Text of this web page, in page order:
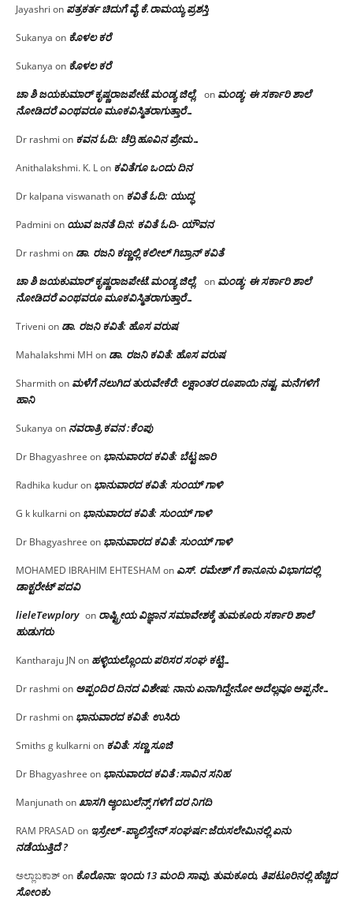
Jayashri on ಪತ್ರಕರ್ತ ಚಿದುಗೆ ವೈ.ಕೆ.ರಾಮಯ್ಯ ಪ್ರಶಸ್ತಿ
Sukanya on ಕೊಳಲ ಕರೆ
Sukanya on ಕೊಳಲ ಕರೆ
ಚಾ ಶಿ ಜಯಕುಮಾರ್ ಕೃಷ್ಣರಾಜಪೇಟೆ.ಮಂಡ್ಯ ಜಿಲ್ಲೆ. on ಮಂಡ್ಯ: ಈ ಸರ್ಕಾರಿ ಶಾಲೆ
ನೋಡಿದರೆ ಎಂಥವರೂ ಮೂಕವಿಸ್ಮಿತರಾಗುತ್ತಾರೆ…
Dr rashmi on ಕವನ ಓದಿ: ಚೆರ್ರಿ ಹೂವಿನ ಪ್ರೇಮ…
Anithalakshmi. K. Lon ಕವಿತೆಗೂ ಒಂದು ದಿನ
Dr kalpana viswanathon ಕವಿತೆ ಓದಿ: ಯುದ್ಧ
Padmini on ಯುವ ಜನತೆ ದಿನ: ಕವಿತೆ ಓದಿ- ಯೌವನ
Dr rashmi on ಡಾ. ರಜನಿ‌ ಕಣ್ಣಲ್ಲಿ ಕಲೀಲ್ ಗಿಬ್ರಾನ್ ಕವಿತೆ
ಚಾ ಶಿ ಜಯಕುಮಾರ್ ಕೃಷ್ಣರಾಜಪೇಟೆ.ಮಂಡ್ಯ ಜಿಲ್ಲೆ. on ಮಂಡ್ಯ: ಈ ಸರ್ಕಾರಿ ಶಾಲೆ
ನೋಡಿದರೆ ಎಂಥವರೂ ಮೂಕವಿಸ್ಮಿತರಾಗುತ್ತಾರೆ…
Triveni on ಡಾ. ರಜನಿ ಕವಿತೆ: ಹೊಸ ವರುಷ
Mahalakshmi MH on ಡಾ. ರಜನಿ ಕವಿತೆ: ಹೊಸ ವರುಷ
Sharmithon ಮಳೆಗೆ ನಲುಗಿದ ತುರುವೇಕೆರೆ: ಲಕ್ಷಾಂತರ ರೂಪಾಯಿ ನಷ್ಟ, ಮನೆಗಳಿಗೆ
ಹಾನಿ
Sukanya on ನವರಾತ್ರಿ ಕವನ :ಕೆಂಪು
Dr Bhagyashree on ಭಾನುವಾರದ ಕವಿತೆ: ಬೆಟ್ಟ ಜಾರಿ
Radhika kuduron ಭಾನುವಾರದ ಕವಿತೆ: ಸುಂಯ್ ಗಾಳಿ
G k kulkarni on ಭಾನುವಾರದ ಕವಿತೆ: ಸುಂಯ್ ಗಾಳಿ
Dr Bhagyashree on ಭಾನುವಾರದ ಕವಿತೆ: ಸುಂಯ್ ಗಾಳಿ
MOHAMED IBRAHIM EHTESHAM on ಎಸ್. ರಮೇಶ್ ಗೆ ಕಾನೂನು ವಿಭಾಗದಲ್ಲಿ
ಡಾಕ್ಟರೇಟ್ ಪದವಿ
lieleTewplory on ರಾಷ್ಟ್ರೀಯ ವಿಜ್ಞಾನ ಸಮಾವೇಶಕ್ಕೆ‌ ತುಮಕೂರು ಸರ್ಕಾರಿ ಶಾಲೆ
ಹುಡುಗರು
Kantharaju JN on ಹಳ್ಳಿಯಲ್ಲೊಂದು ಪರಿಸರ ಸಂಘ ಕಟ್ಟಿ…
Dr rashmi on ಅಪ್ಪಂದಿರ ದಿನದ ವಿಶೇಷ: ನಾನು ಏನಾಗಿದ್ದೇನೋ‌ ಅದೆಲ್ಲವೂ ಅಪ್ಪನೇ…
Dr rashmi on ಭಾನುವಾರದ ಕವಿತೆ: ಉಸಿರು
Smiths g kulkarni on ಕವಿತೆ: ಸಣ್ಣ ಸೂಜಿ
Dr Bhagyashree on ಭಾನುವಾರದ ಕವಿತೆ :ಸಾವಿನ ಸನಿಹ
Manjunathonಖಾಸಗಿ ಆ್ಯಂಬುಲೆನ್ಸ್ ಗಳಿಗೆ ದರ ನಿಗದಿ
RAM PRASAD on ಇಸ್ರೇಲ್ -ಪ್ಯಾಲಿಸ್ತೇನ್ ಸಂಘರ್ಷ:ಜೆರುಸಲೇಮಿನಲ್ಲಿ ಏನು
ನಡೆಯುತ್ತಿದೆ ?
ಅಲ್ಲಾಬಕಾಶ್on ಕೊರೊನಾ: ಇಂದು 13 ಮಂದಿ ಸಾವು, ತುಮಕೂರು, ತಿಪಟೂರಿನಲ್ಲಿ ಹೆಚ್ಚಿದ
ಸೋಂಕು